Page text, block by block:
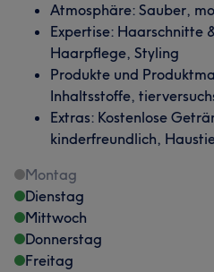
Atmosphäre: Sauber,
Expertise: Haarschnitte
Haarpflege, Styling
Produkte und
Inhaltsstoffe,
Extras: Kostenlose
kinderfreundlich,
Montag
Dienstag
Mittwoch
Donnerstag
Freitag